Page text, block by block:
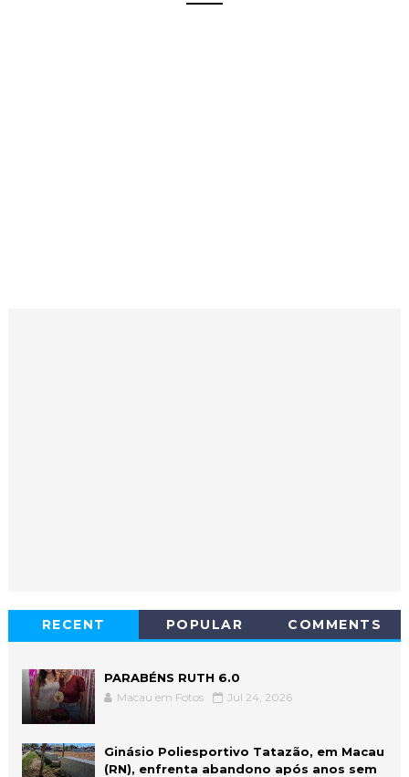
RECENT POPULAR COMMENTS
PARABÉNS RUTH 6.0
Macau em Fotos Jul 24, 2026
Ginásio Poliesportivo Tatazão, em Macau
(RN), enfrenta abandono após anos sem